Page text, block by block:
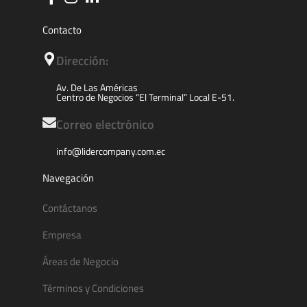
Contacto
Dirección:
Av. De Las Américas
Centro de Negocios “El Terminal” Local E-51.
Correo electrónico
info@lidercompany.com.ec
Navegación
Contáctanos
Empresa
Áreas de Negocio
Términos y Condiciones